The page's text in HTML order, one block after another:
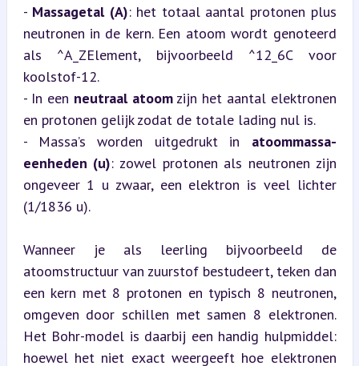
- Massagetal (A): het totaal aantal protonen plus
neutronen in de kern. Een atoom wordt genoteerd
als ^A_ZElement, bijvoorbeeld ^12_6C voor
koolstof-12.
- In een neutraal atoom zijn het aantal elektronen
en protonen gelijk zodat de totale lading nul is.
- Massa’s worden uitgedrukt in atoommassa-
eenheden (u): zowel protonen als neutronen zijn
ongeveer 1 u zwaar, een elektron is veel lichter
(1/1836 u).
Wanneer je als leerling bijvoorbeeld de
atoomstructuur van zuurstof bestudeert, teken dan
een kern met 8 protonen en typisch 8 neutronen,
omgeven door schillen met samen 8 elektronen.
Het Bohr-model is daarbij een handig hulpmiddel:
hoewel het niet exact weergeeft hoe elektronen